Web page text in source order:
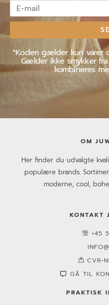
E-
mail
*Koden gælder kun varer
Gælder ikke smykker
kombineres
OM
Her finder du udvalgte
populære brands.
moderne, cool,
KONTAKT
+45
CVR-
GÅ TIL
PRAKTISK